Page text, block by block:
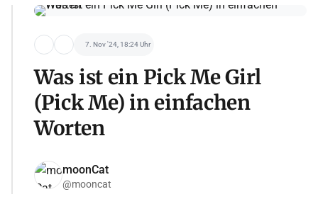
7. Nov '24, 18:24 Uhr
Was ist ein Pick Me Girl
(Pick Me) in einfachen
Worten
moonCat
@mooncat